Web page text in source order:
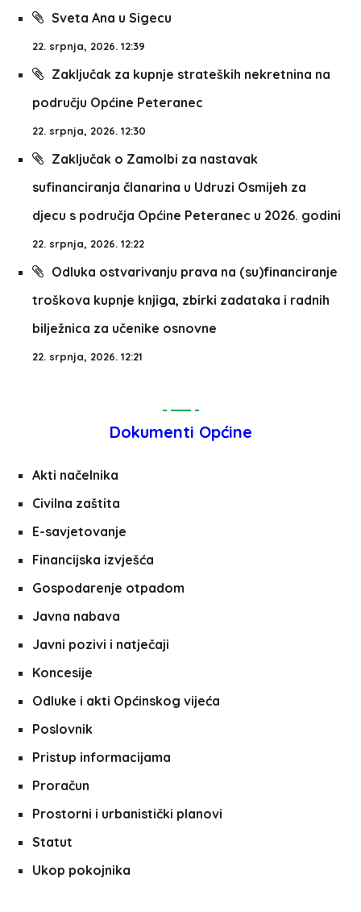
Sveta Ana u Sigecu
22. srpnja, 2026. 12:39
Zaključak za kupnje strateških nekretnina na
području Općine Peteranec
22. srpnja, 2026. 12:30
Zaključak o Zamolbi za nastavak
sufinanciranja članarina u Udruzi Osmijeh za
djecu s područja Općine Peteranec u 2026. godini
22. srpnja, 2026. 12:22
Odluka ostvarivanju prava na (su)financiranje
troškova kupnje knjiga, zbirki zadataka i radnih
bilježnica za učenike osnovne
22. srpnja, 2026. 12:21
Dokumenti Općine
Akti načelnika
Civilna zaštita
E-savjetovanje
Financijska izvješća
Gospodarenje otpadom
Javna nabava
Javni pozivi i natječaji
Koncesije
Odluke i akti Općinskog vijeća
Poslovnik
Pristup informacijama
Proračun
Prostorni i urbanistički planovi
Statut
Ukop pokojnika